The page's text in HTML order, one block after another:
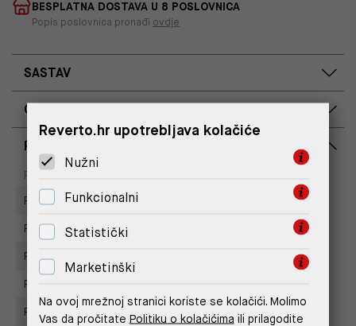
BESPLATNA DOSTAVA U 8 POSLOVNICA
Popis poslovnica pronađi ovdje
SASTAV
OPIS PROIZVODA
RASPOLOŽIVOST PO POSLOVNICAMA
Poslovnica
Replay store, Arena centar
Replay Store, Mall of Split
Replay Store, City Center One
Replay Store, Joker Centar
Replay store, Tower Centar
Reverto.hr upotrebljava kolačiće
Nužni
Funkcionalni
Statistički
Marketinški
Na ovoj mrežnoj stranici koriste se kolačići. Molimo
Vas da pročitate Politiku o kolačićima ili prilagodite